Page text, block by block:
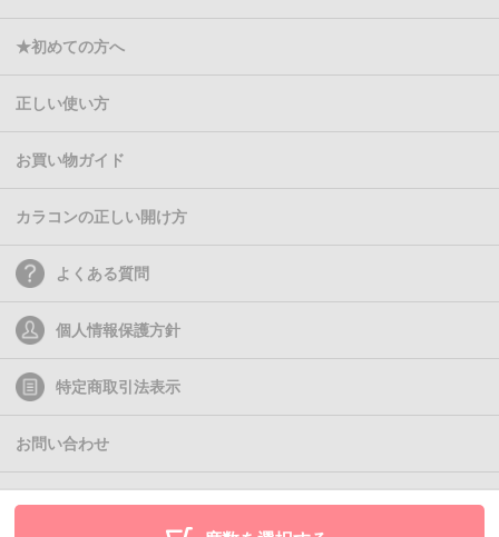
★初めての方へ
正しい使い方
お買い物ガイド
カラコンの正しい開け方
よくある質問
個人情報保護方針
特定商取引法表示
お問い合わせ
(C)2011- Queen Eyes